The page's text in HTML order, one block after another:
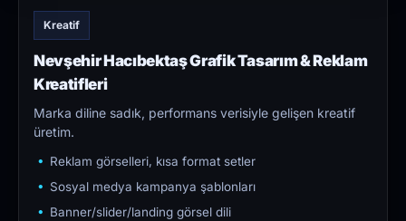
Kreatif
Nevşehir Hacıbektaş Grafik Tasarım & Reklam
Kreatifleri
Marka diline sadık, performans verisiyle gelişen kreatif
üretim.
Reklam görselleri, kısa format setler
Sosyal medya kampanya şablonları
Banner/slider/landing görsel dili